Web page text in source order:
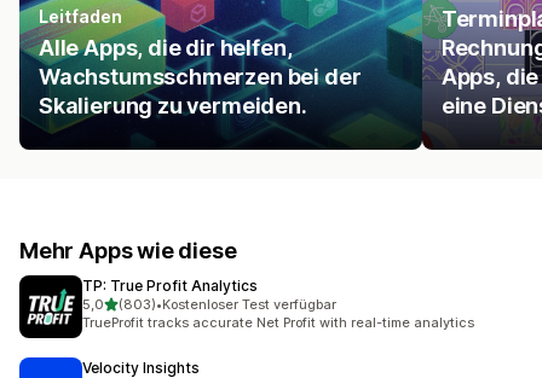
Leitfaden
Alle Apps, die dir helfen,
Wachstumsschmerzen bei der
Skalierung zu vermeiden.
Apps,
eine
Mehr Apps wie diese
TP: True Profit Analytics
5,0von 5 Sternen
(803)
803 Rezensionen insgesamt
•Kostenloser Test verfügbar
TrueProfit tracks accurate Net Profit with real-time analytics
Velocity Insights